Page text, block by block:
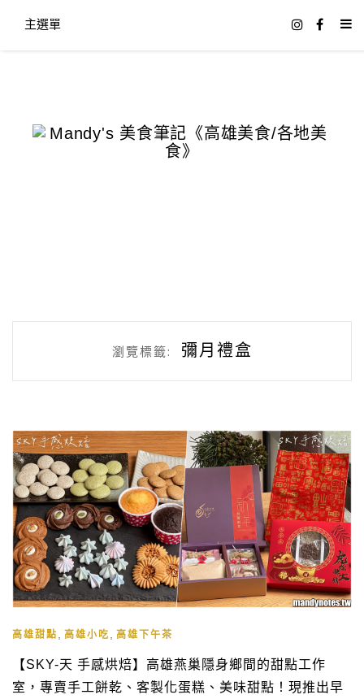
主選單
瀏覽標籤: 彌月禮盒
高雄甜點 , 高雄小吃 , 高雄下午茶
【SKY-天 手感烘焙】高雄燕巢隱身鄉間的甜點工作
室，專賣手工餅乾、客製化蛋糕、美味甜點！現推出早